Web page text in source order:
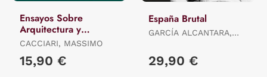
Ensayos Sobre
Arquitectura y
Filosofía
CACCIARI, MASSIMO
15,90 €
España Brutal
GARCÍA ALCANTARA,
29,90 €